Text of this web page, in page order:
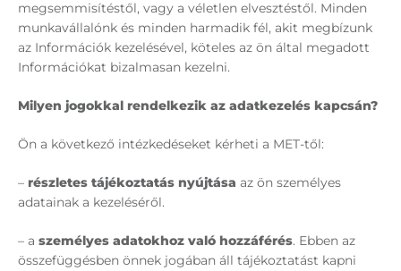
megsemmisítéstől, vagy a véletlen elvesztéstől. Minden
munkavállalónk és minden harmadik fél, akit megbízunk
az Információk kezelésével, köteles az ön által megadott
Információkat bizalmasan kezelni.
Milyen jogokkal rendelkezik az adatkezelés kapcsán?
Ön a következő intézkedéseket kérheti a MET-től:
– részletes tájékoztatás nyújtása az ön személyes
adatainak a kezeléséről.
– a személyes adatokhoz való hozzáférés. Ebben az
összefüggésben önnek jogában áll tájékoztatást kapni